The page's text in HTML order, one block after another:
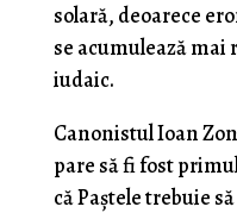
solară, deoarece
se acumulează
iudaic.
Canonistul Ioan
pare să fi fost
că Paștele trebuie